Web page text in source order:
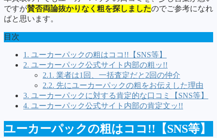
ですが賛否両論抜かりなく粗を探しましたのでご参考になれ
ばと思います。
目次
1. ユーカーパックの粗はココ!!【SNS等】
2. ユーカーパック公式サイト内部の粗ッ!!
2.1. 業者は1回、一括査定だと2回の仲介
2.2. 先にユーカーパックの粗をお伝えした理由
3. ユーカーパックに対する肯定的な口コミ【SNS等】
4. ユーカーパック公式サイト内部の肯定文ッ!!
ユーカーパックの粗はココ!!【SNS等】